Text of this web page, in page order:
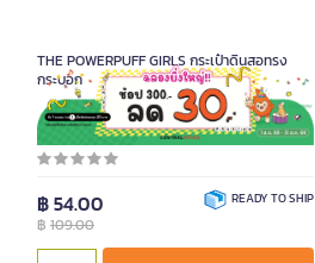
THE POWERPUFF GIRLS กระเป๋าดินสอทรง
กระบอก
Product Code 1094537
฿ 54.00
฿ 109.00
READY TO SHIP